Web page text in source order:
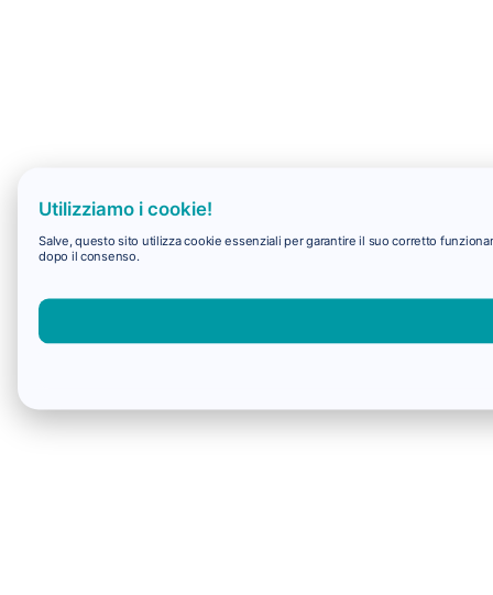
Utilizziamo i cookie!
Salve, questo sito utilizza cookie essenziali per garantire il suo corretto
dopo il consenso.